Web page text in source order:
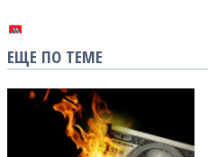
ЕЩЕ ПО ТЕМЕ